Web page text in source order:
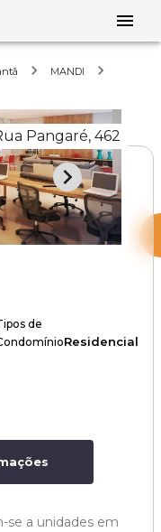
MANDI
Pangaré, 462
de
Residencial
se a unidades em